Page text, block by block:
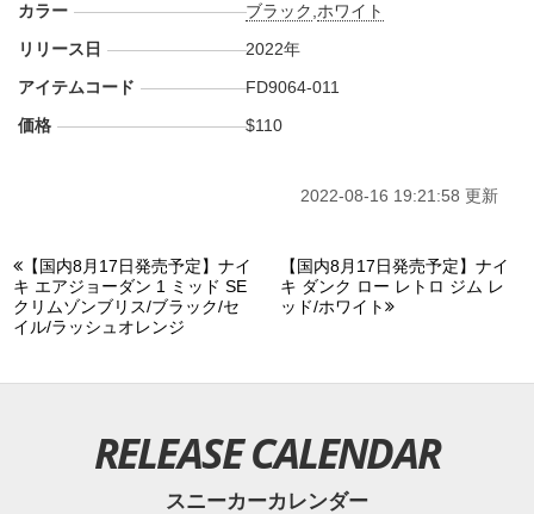
カラー
ブラック ホワイト
リリース日
2022年
アイテムコード
FD9064-011
価格
$110
2022-08-16 19:21:58 更新
【国内8月17日発売予定】ナイ
キ エアジョーダン 1 ミッド SE
クリムゾンブリス/ブラック/セ
イル/ラッシュオレンジ
【国内8月17日発売予定】ナイ
キ ダンク ロー レトロ ジム レ
ッド/ホワイト
RELEASE CALENDAR
スニーカーカレンダー